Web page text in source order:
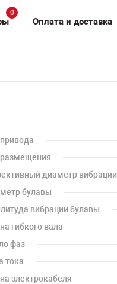
0
Оплата и доставка
диаметр вибрации
булавы
вибрации булавы
гибкого вала
фаз
тока
электрокабеля